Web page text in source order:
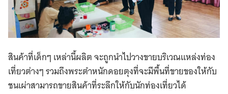
สินค้าที่เด็กๆ เหล่านี้ผลิต จะถูกนำไปวางขายบริเวณแหล่งท่อง
เที่ยวต่างๆ รวมถึงพระตำหนักดอยตุงที่จะมีพื้นที่ขายของให้กับ
ชนเผ่าสามารถขายสินค้าที่ระลึกให้กับนักท่องเที่ยวได้